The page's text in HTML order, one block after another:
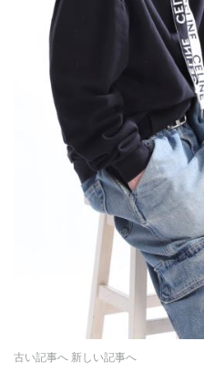
古い記事へ 新しい記事へ